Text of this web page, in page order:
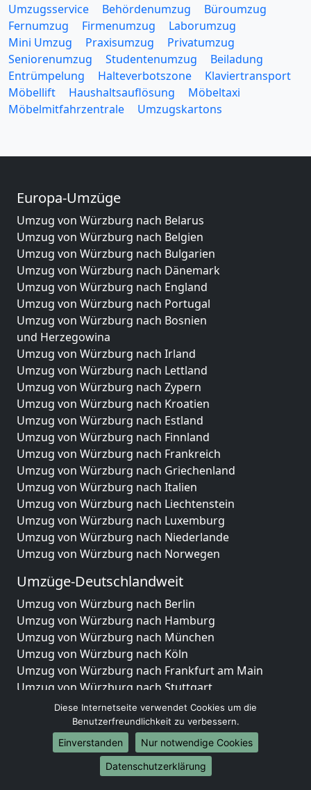
Umzugsservice Behördenumzug
Büroumzug
Fernumzug
Firmenumzug
Laborumzug
Mini Umzug
Praxisumzug
Privatumzug
Seniorenumzug
Studentenumzug
Beiladung
Entrümpelung
Halteverbotszone
Klaviertransport
Möbellift
Haushaltsauflösung
Möbeltaxi
Möbelmitfahrzentrale
Umzugskartons
Europa-Umzüge
Umzug von Würzburg nach Belarus
Umzug von Würzburg nach Belgien
Umzug von Würzburg nach Bulgarien
Umzug von Würzburg nach Dänemark
Umzug von Würzburg nach England
Umzug von Würzburg nach Portugal
Umzug von Würzburg nach Bosnien
und Herzegowina
Umzug von Würzburg nach Irland
Umzug von Würzburg nach Lettland
Umzug von Würzburg nach Zypern
Umzug von Würzburg nach Kroatien
Umzug von Würzburg nach Estland
Umzug von Würzburg nach Finnland
Umzug von Würzburg nach Frankreich
Umzug von Würzburg nach Griechenland
Umzug von Würzburg nach Italien
Umzug von Würzburg nach Liechtenstein
Umzug von Würzburg nach Luxemburg
Umzug von Würzburg nach Niederlande
Umzug von Würzburg nach Norwegen
Umzüge-Deutschlandweit
Umzug von Würzburg nach Berlin
Umzug von Würzburg nach Hamburg
Umzug von Würzburg nach München
Umzug von Würzburg nach Köln
Umzug von Würzburg nach Frankfurt am Main
Umzug von Würzburg nach Stuttgart
Umzug von Würzburg nach Düsseldorf
Umzug von Würzburg nach Leipzig
Umzug von Würzburg nach Dortmund
Umzug von Würzburg nach Essen
Umzug von Würzburg nach Bremen
Diese Internetseite verwendet Cookies um die
Benutzerfreundlichkeit zu verbessern.
Einverstanden
Nur notwendige Cookies
Datenschutzerklärung